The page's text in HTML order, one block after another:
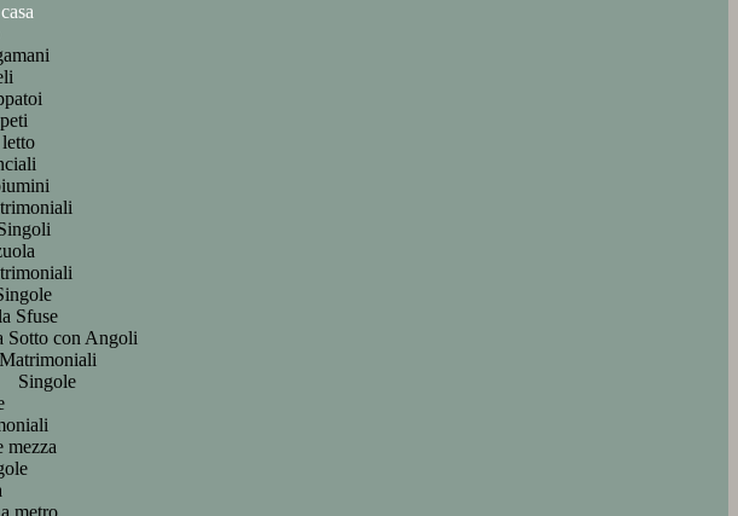
Sfuse
Sotto con Angoli
Matrimoniali
Singole
mezza
metro